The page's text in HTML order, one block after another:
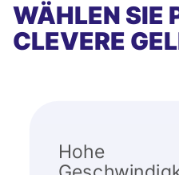
WÄHLEN SIE
CLEVERE
Hohe